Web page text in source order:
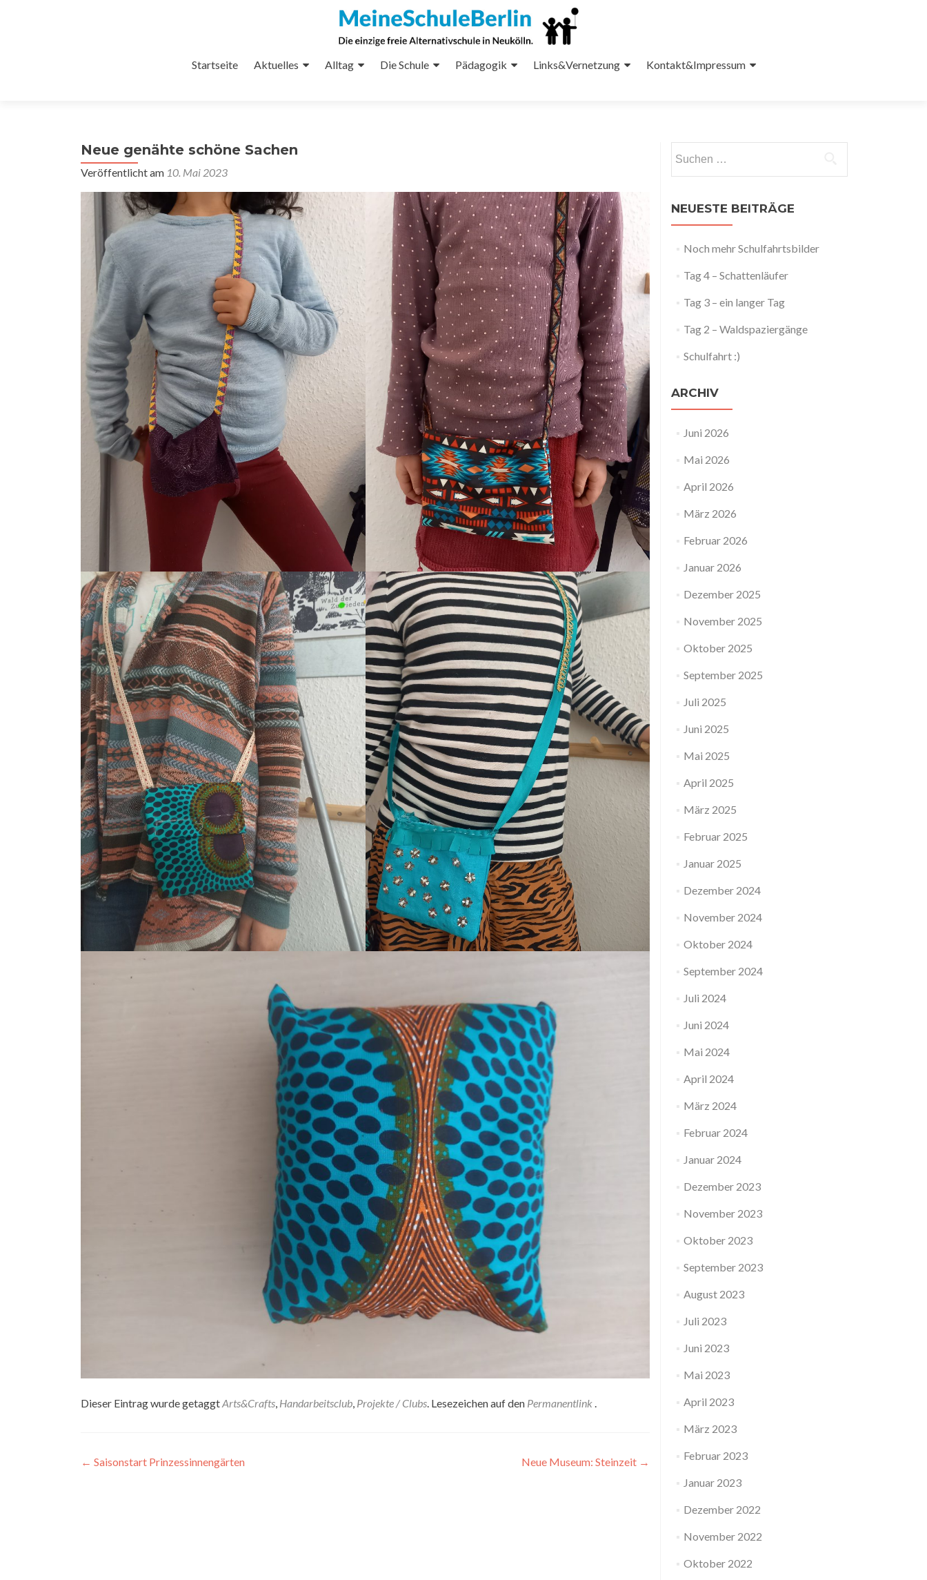
Startseite Aktuelles Alltag Die Schule Pädagogik Links&Vernetzung Kontakt&Impressum
Neue genähte schöne Sachen
Veröffentlicht am 10. Mai 2023
Dieser Eintrag wurde getaggtArts&Crafts Handarbeitsclub Projekte / Clubs . Lesezeichen auf den Permanentlink
Artikel-
← Saisonstart Prinzessinnengärten Neue Museum: Steinzeit →
nach:
NEUESTE BEITRÄGE
Noch mehr Schulfahrtsbilder
Tag 4 – Schattenläufer
Tag 3 – ein langer Tag
Tag 2 – Waldspaziergänge
Schulfahrt :)
ARCHIV
Juni 2026
Mai 2026
April 2026
März 2026
Februar 2026
Januar 2026
Dezember 2025
November 2025
Oktober 2025
September 2025
Juli 2025
Juni 2025
Mai 2025
April 2025
März 2025
Februar 2025
Januar 2025
Dezember 2024
November 2024
Oktober 2024
September 2024
Juli 2024
Juni 2024
Mai 2024
April 2024
März 2024
Februar 2024
Januar 2024
Dezember 2023
November 2023
Oktober 2023
September 2023
August 2023
Juli 2023
Juni 2023
Mai 2023
April 2023
März 2023
Februar 2023
Januar 2023
Dezember 2022
November 2022
Oktober 2022